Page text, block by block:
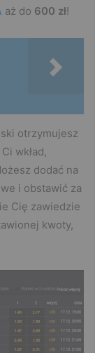
aż do 600 zł!
otrzymujesz
wkład,
dodać na
i obstawić za
Cię zawiedzie
kwoty,